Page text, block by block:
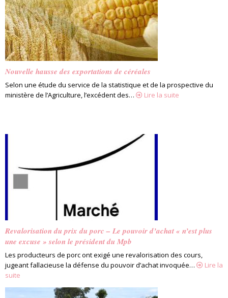
Nouvelle hausse des exportations de céréales
Selon une étude du service de la statistique et de la prospective du
ministère de l’Agriculture, l’excédent des…
Lire la suite
Revalorisation du prix du porc – Le pouvoir d’achat « n’est plus
une excuse » selon le président du Mpb
Les producteurs de porc ont exigé une revalorisation des cours,
jugeant fallacieuse la défense du pouvoir d’achat invoquée…
Lire la
suite